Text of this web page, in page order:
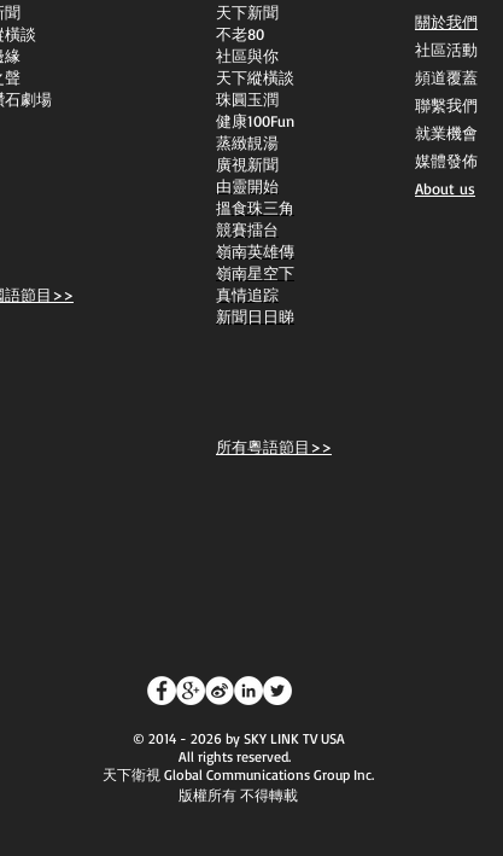
聞
橫談
緣
聲
石劇場
語節目>>
天下新聞
不老80
社區與你
天下縱橫談
​珠圓玉潤
​健康100Fun
蒸緻靚湯
​廣視新聞
由靈開始
搵食珠三角
競賽擂台
嶺南英雄傳
嶺南星空下
真情追踪
新聞日日睇
所有粵語節目>>
關於我們
社區活動
頻道覆蓋
聯繫我們
就業機會
媒體發佈
About us
© 2014 - 2026 by SKY LINK TV USA
All rights reserved.
天下衛視 Global Communications Group Inc.
版權所有 不得轉載